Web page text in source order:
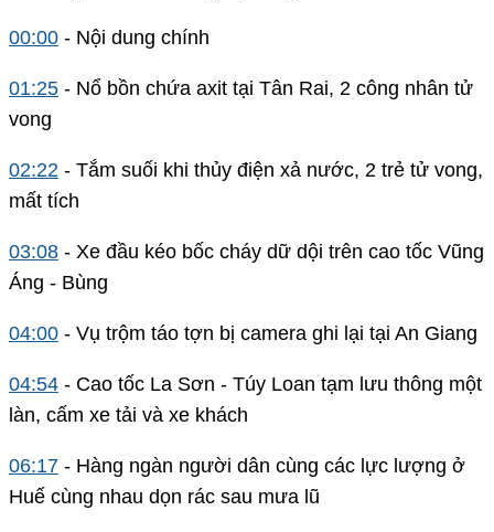
00:00 - Nội dung chính
01:25 - Nổ bồn chứa axit tại Tân Rai, 2 công nhân tử
vong
02:22 - Tắm suối khi thủy điện xả nước, 2 trẻ tử vong,
mất tích
03:08 - Xe đầu kéo bốc cháy dữ dội trên cao tốc Vũng
Áng - Bùng
04:00 - Vụ trộm táo tợn bị camera ghi lại tại An Giang
04:54 - Cao tốc La Sơn - Túy Loan tạm lưu thông một
làn, cấm xe tải và xe khách
06:17 - Hàng ngàn người dân cùng các lực lượng ở
Huế cùng nhau dọn rác sau mưa lũ